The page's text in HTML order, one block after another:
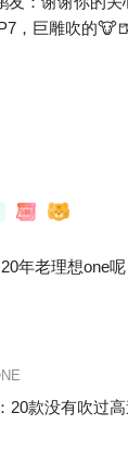
，巨雕吹的
20年老理想one
： 20款没有吹过